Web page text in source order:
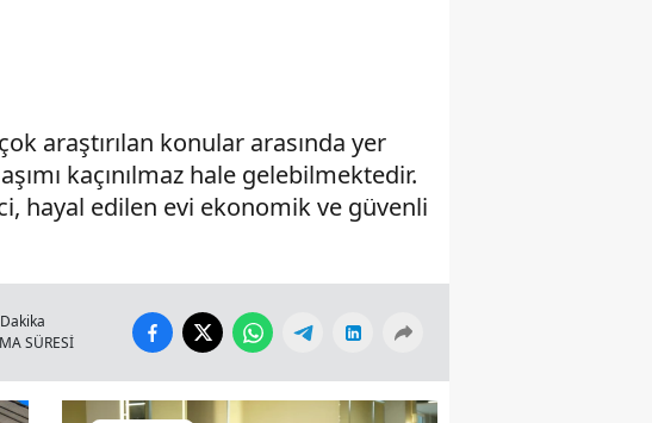
araştırılan konular arasında yer
kaçınılmaz hale gelebilmektedir.
hayal edilen evi ekonomik ve güvenli
SÜRESİ